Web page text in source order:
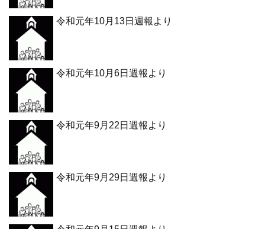
令和元年10月13日週報より
令和元年10月6日週報より
令和元年9月22日週報より
令和元年9月29日週報より